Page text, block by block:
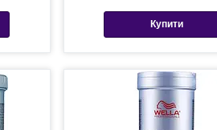
Купити